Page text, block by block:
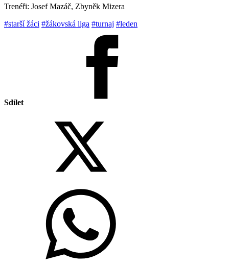
Trenéři: Josef Mazáč, Zbyněk Mizera
#starší žáci #žákovská liga #turnaj #leden
Sdílet